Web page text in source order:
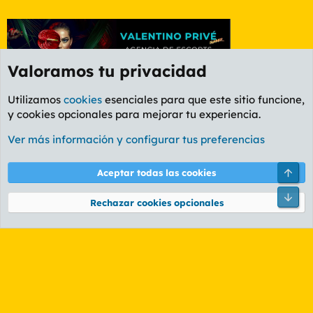
Foro General
Cookies
PL OLDSTYLE AMARILLO
Términos y reglas Política de privacidad Ayuda
Community platform by XenForo® © 2010-2026 XenForo Ltd.
Valoramos tu privacidad
Utilizamos cookies esenciales para que este sitio funcione,
y cookies opcionales para mejorar tu experiencia.
Ver más información y configurar tus preferencias
Aceptar todas las cookies
Rechazar cookies opcionales
Pie